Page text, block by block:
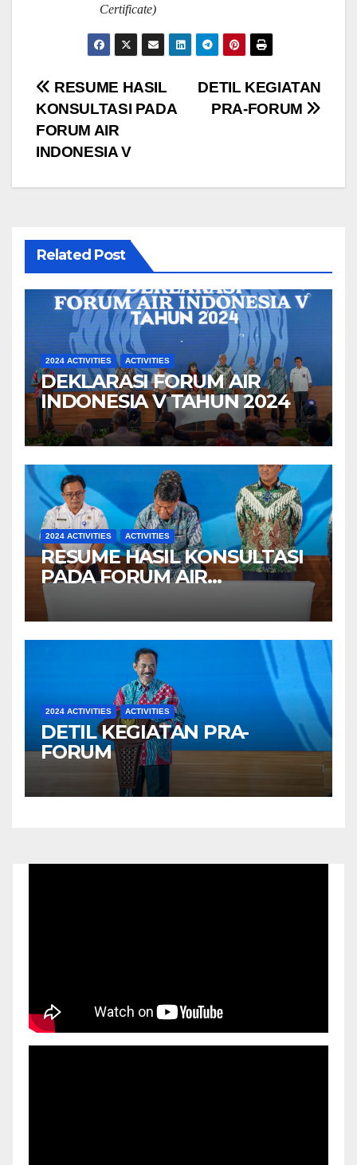
Certificate)
Navigasi
pos
DETIL KEGIATAN
PRA-FORUM
RESUME HASIL
KONSULTASI PADA
FORUM AIR
INDONESIA V
Related Post
2024 ACTIVITIES ACTIVITIES
DEKLARASI FORUM AIR
INDONESIA V TAHUN 2024
2024 ACTIVITIES ACTIVITIES
RESUME HASIL KONSULTASI
PADA FORUM AIR
INDONESIA V
2024 ACTIVITIES ACTIVITIES
DETIL KEGIATAN PRA-
FORUM